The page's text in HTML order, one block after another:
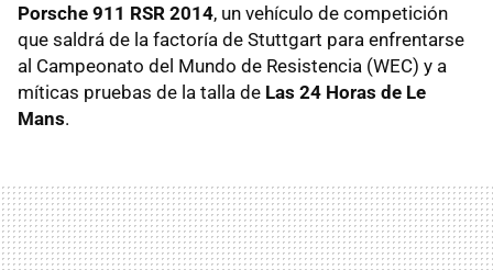
Porsche 911 RSR 2014, un vehículo de competición
que saldrá de la factoría de Stuttgart para enfrentarse
al Campeonato del Mundo de Resistencia (WEC) y a
míticas pruebas de la talla de Las 24 Horas de Le
Mans.